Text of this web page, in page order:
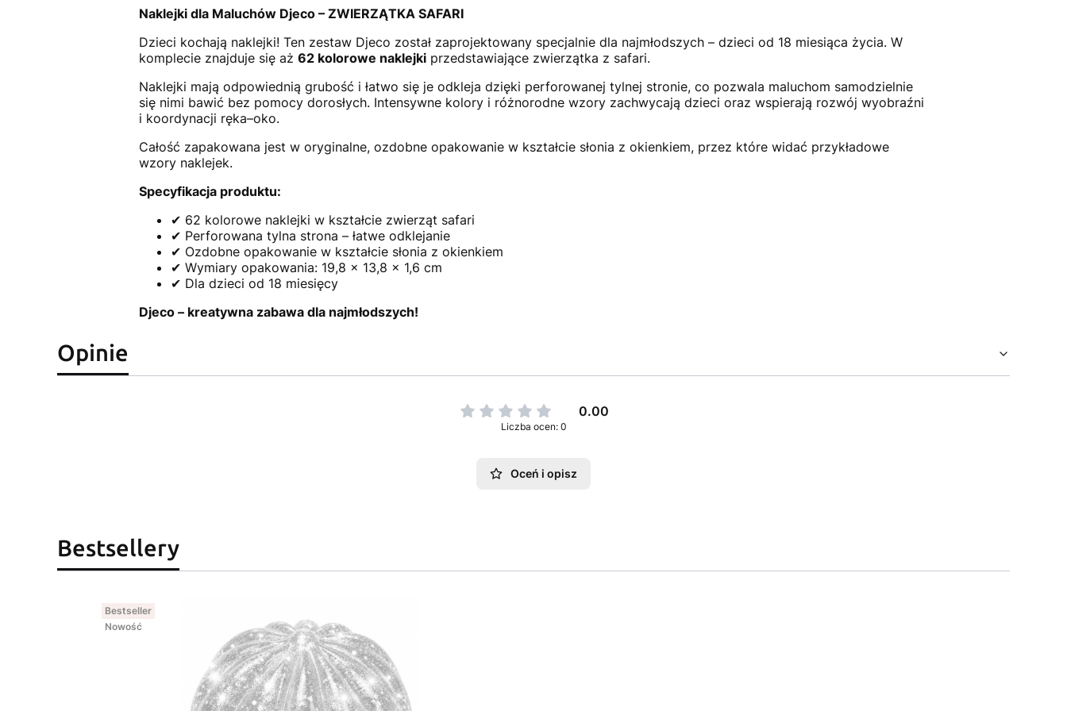
Naklejki dla Maluchów Djeco – ZWIERZĄTKA SAFARI
Dzieci kochają naklejki! Ten zestaw Djeco został zaprojektowany specjalnie dla najmłodszych – dzieci od 18 miesiąca życia. W
komplecie znajduje się aż 62 kolorowe naklejkiprzedstawiające zwierzątka z safari.
Naklejki mają odpowiednią grubość i łatwo się je odkleja dzięki perforowanej tylnej stronie, co pozwala maluchom samodzielnie
się nimi bawić bez pomocy dorosłych. Intensywne kolory i różnorodne wzory zachwycają dzieci oraz wspierają rozwój wyobraźni
i koordynacji ręka–oko.
Całość zapakowana jest w oryginalne, ozdobne opakowanie w kształcie słonia z okienkiem, przez które widać przykładowe
wzory naklejek.
Specyfikacja produktu:
✔ 62 kolorowe naklejki w kształcie zwierząt safari
✔ Perforowana tylna strona – łatwe odklejanie
✔ Ozdobne opakowanie w kształcie słonia z okienkiem
✔ Wymiary opakowania: 19,8 x 13,8 x 1,6 cm
✔ Dla dzieci od 18 miesięcy
Djeco – kreatywna zabawa dla najmłodszych!
Opinie
0.00
Liczba ocen: 0
Oceń i opisz
Bestsellery
Bestseller
Nowość